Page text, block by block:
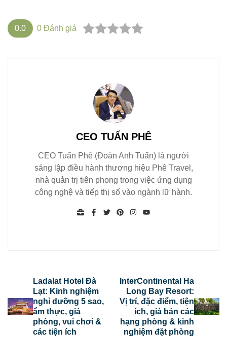
0.0 0 Đánh giá
CEO TUẤN PHÊ
CEO Tuấn Phê (Đoàn Anh Tuấn) là người
sáng lập điều hành thương hiệu Phê Travel,
nhà quản trị tiên phong trong việc ứng dụng
công nghệ và tiếp thị số vào ngành lữ hành.
Ladalat Hotel Đà
Lạt: Kinh nghiệm
nghỉ dưỡng 5 sao,
ẩm thực, giá
phòng, vui chơi &
các tiện ích
InterContinental Ha
Long Bay Resort:
Vị trí, đặc điểm, tiện
ích, giá bán các
hạng phòng & kinh
nghiệm đặt phòng